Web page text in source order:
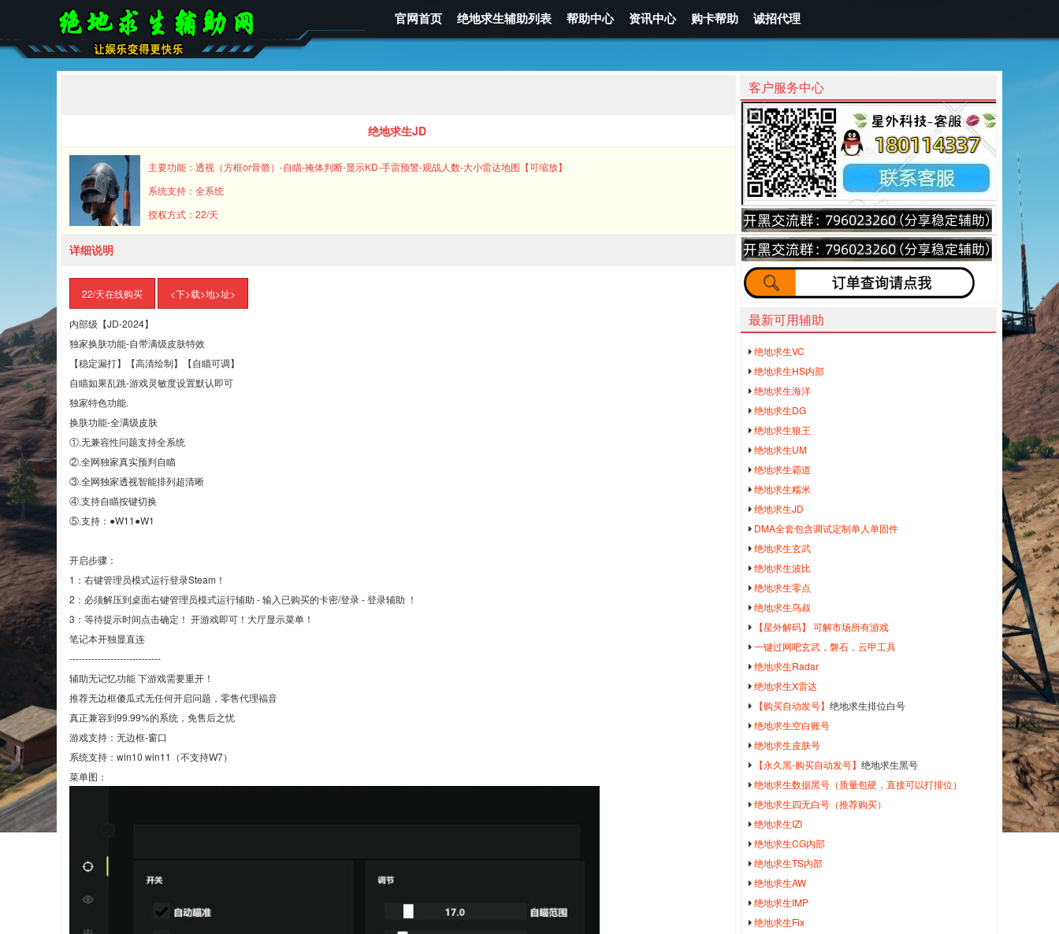
官网首页 绝地求生辅助列表 帮助中心 资讯中心 购卡帮助 诚招代理
绝地求生JD
主要功能：透视（方框or骨骼）-自瞄-掩体判断-显示KD-手雷预警-观战人数-大小雷达地图【可缩放】
系统支持：全系统
授权方式：22/天
详细说明
22/天在线购买 <下>载>地>址>
内部级【JD-2024】
独家换肤功能-自带满级皮肤特效
【稳定漏打】【高清绘制】【自瞄可调】
自瞄如果乱跳-游戏灵敏度设置默认即可
独家特色功能.
换肤功能-全满级皮肤
①.无兼容性问题支持全系统
②.全网独家真实预判自瞄
③.全网独家透视智能排列超清晰
④.支持自瞄按键切换
⑤.支持：●W11●W1
开启步骤：
1：右键管理员模式运行登录Steam！
2：必须解压到桌面右键管理员模式运行辅助 - 输入已购买的卡密/登录 - 登录辅助 ！
3：等待提示时间点击确定！ 开游戏即可！大厅显示菜单！
笔记本开独显直连
-----------------------------
辅助无记忆功能 下游戏需要重开！
推荐无边框傻瓜式无任何开启问题，零售代理福音
真正兼容到99.99%的系统，免售后之忧
游戏支持：无边框-窗口
系统支持：win10 win11（不支持W7）
菜单图：
客户服务中心
最新可用辅助
绝地求生VC
绝地求生HS内部
绝地求生海洋
绝地求生DG
绝地求生狼王
绝地求生UM
绝地求生霸道
绝地求生糯米
绝地求生JD
DMA全套包含调试定制单人单固件
绝地求生玄武
绝地求生波比
绝地求生零点
绝地求生鸟叔
【星外解码】 可解市场所有游戏
一键过网吧玄武，磐石，云甲工具
绝地求生Radar
绝地求生X雷达
【购买自动发号】 绝地求生排位白号
绝地求生空白账号
绝地求生皮肤号
【永久黑-购买自动发号】 绝地求生黑号
绝地求生数据黑号（质量包硬，直接可以打排位）
绝地求生四无白号（推荐购买）
绝地求生IZI
绝地求生CG内部
绝地求生TS内部
绝地求生AW
绝地求生IMP
绝地求生Fix